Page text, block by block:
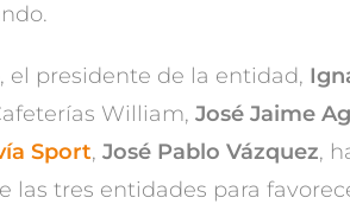
el presidente de la entidad,
William, José Jaime
Sport, José Pablo Vázquez,
las tres entidades para